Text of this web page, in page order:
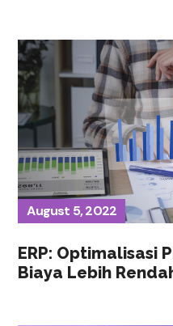
August 5, 2022
ERP: Optimalisasi
Biaya Lebih